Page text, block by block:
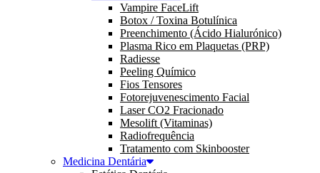
Vampire FaceLift
Botox / Toxina Botulínica
Preenchimento (Ácido Hialurónico)
Plasma Rico em Plaquetas (PRP)
Radiesse
Peeling Químico
Fios Tensores
Fotorejuvenescimento Facial
Laser CO2 Fracionado
Mesolift (Vitaminas)
Radiofrequência
Tratamento com Skinbooster
Medicina Dentária